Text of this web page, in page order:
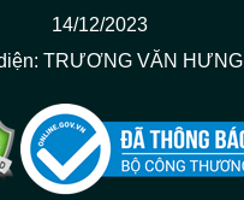
14/12/2023
TRƯƠNG VĂN HƯNG